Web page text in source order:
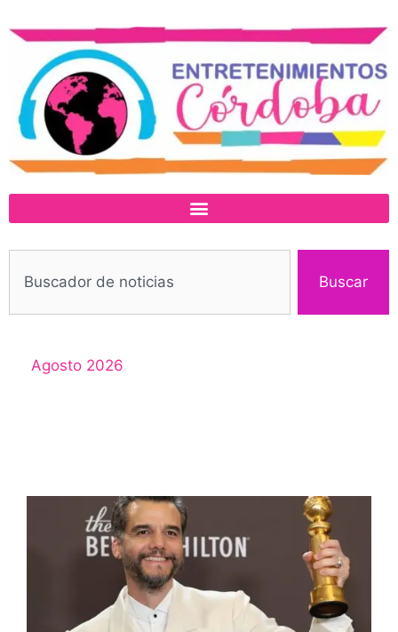
Buscar
Agosto 2026